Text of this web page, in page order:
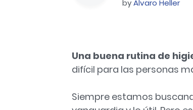
byAlvaro Heller
Una buena rutina de
difícil para las personas
Siempre estamos